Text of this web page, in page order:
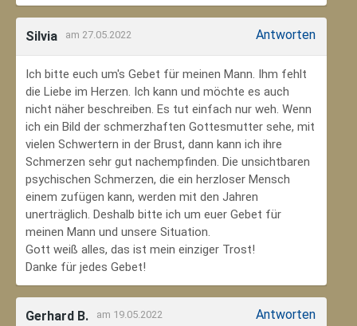
Silvia am 27.05.2022 Antworten
Ich bitte euch um's Gebet für meinen Mann. Ihm fehlt
die Liebe im Herzen. Ich kann und möchte es auch
nicht näher beschreiben. Es tut einfach nur weh. Wenn
ich ein Bild der schmerzhaften Gottesmutter sehe, mit
vielen Schwertern in der Brust, dann kann ich ihre
Schmerzen sehr gut nachempfinden. Die unsichtbaren
psychischen Schmerzen, die ein herzloser Mensch
einem zufügen kann, werden mit den Jahren
unerträglich. Deshalb bitte ich um euer Gebet für
meinen Mann und unsere Situation.
Gott weiß alles, das ist mein einziger Trost!
Danke für jedes Gebet!
Gerhard B. am 19.05.2022 Antworten